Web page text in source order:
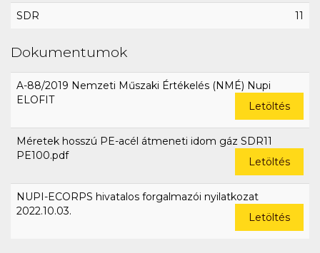
SDR 11
Dokumentumok
A-88/2019 Nemzeti Műszaki Értékelés (NMÉ) Nupi
ELOFIT
Letöltés
Méretek hosszú PE-acél átmeneti idom gáz SDR11
PE100.pdf
Letöltés
NUPI-ECORPS hivatalos forgalmazói nyilatkozat
2022.10.03.
Letöltés